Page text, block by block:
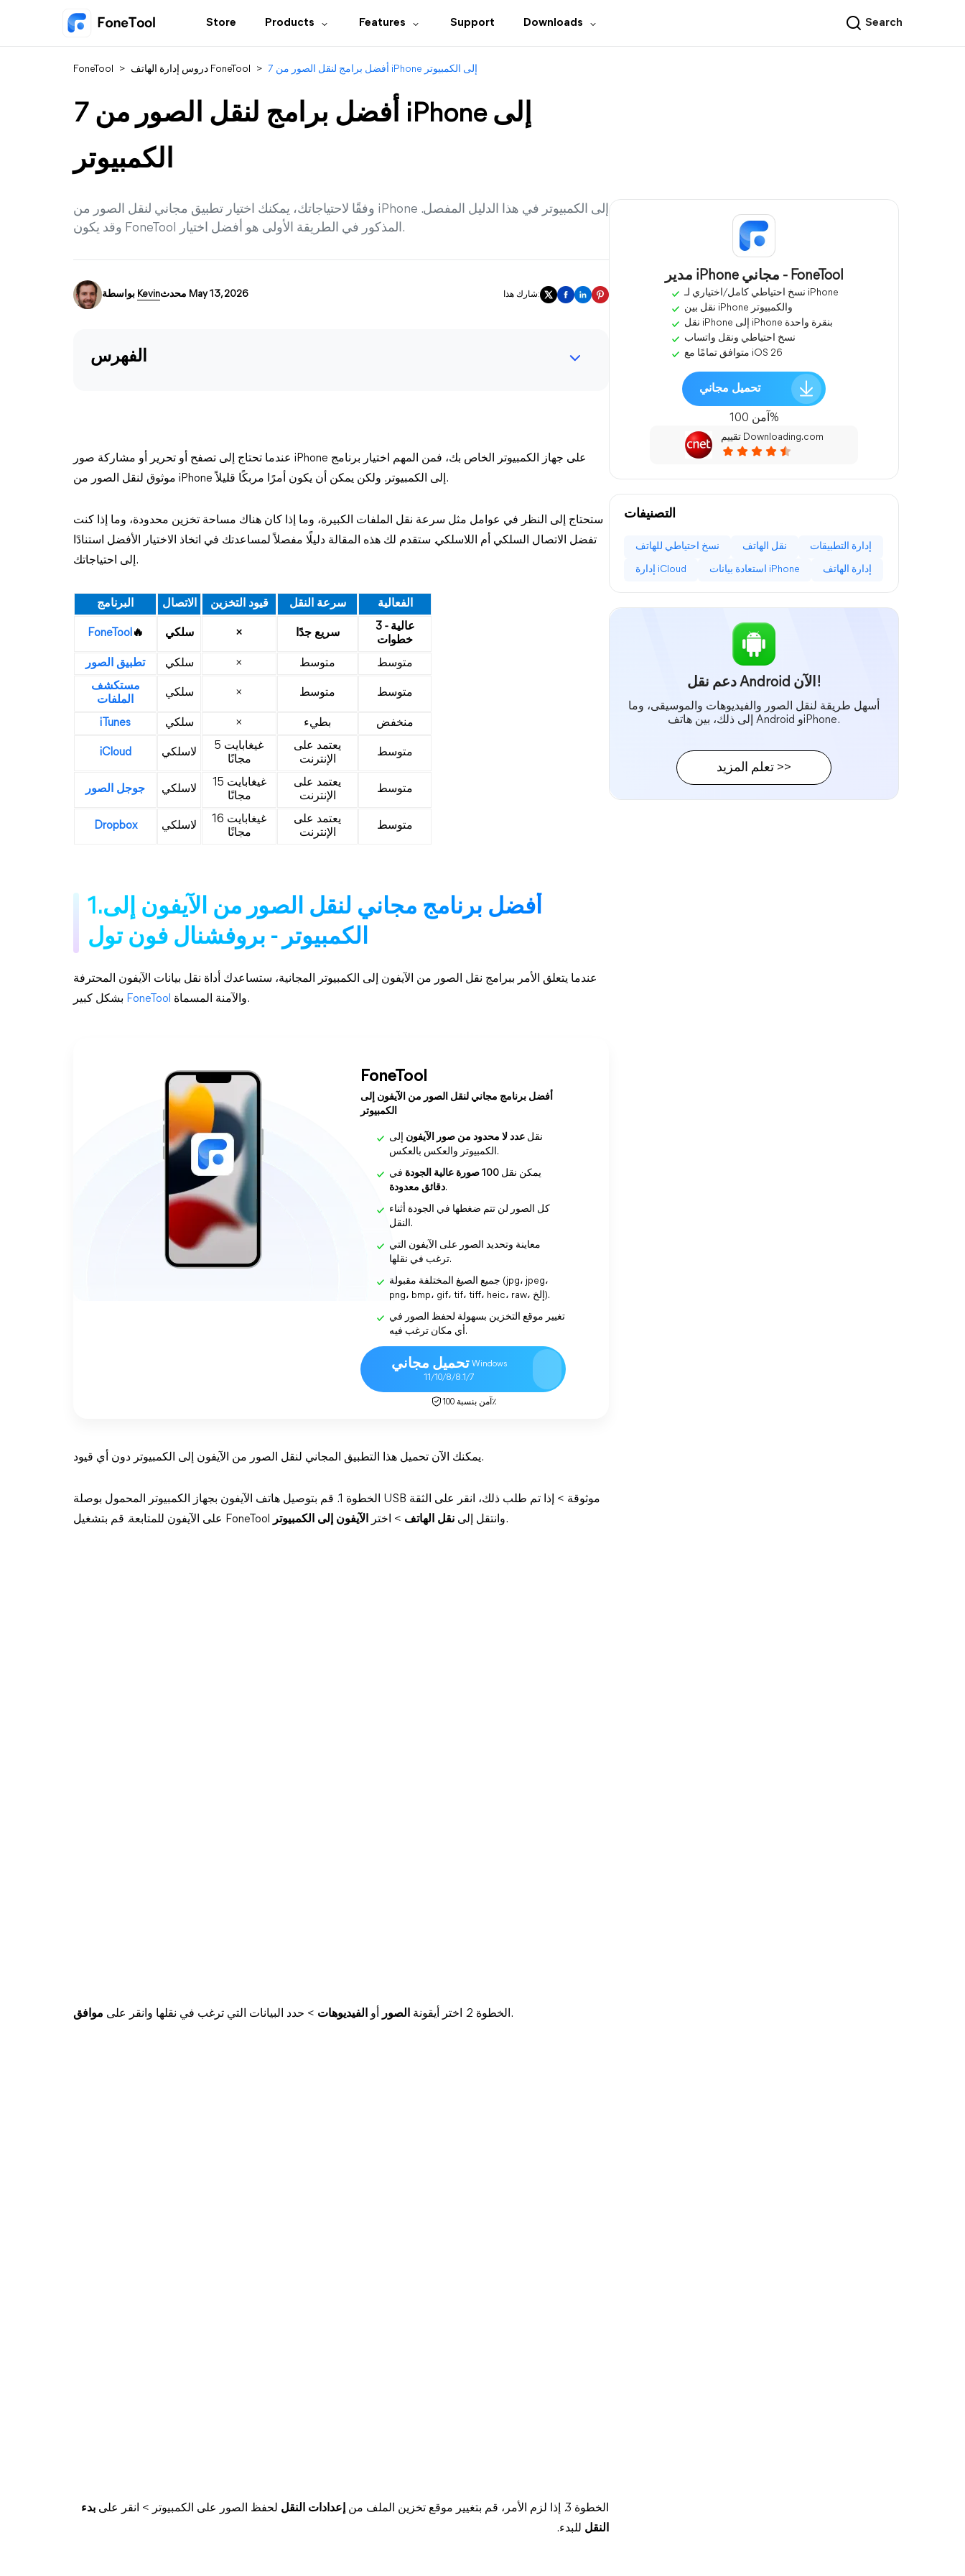
Store Products Features Support Downloads Search
FoneTool > دروس إدارة الهاتف FoneTool > 7 أفضل برامج لنقل الصور من iPhone إلى الكمبيوتر
7 أفضل برامج لنقل الصور من iPhone إلى
الكمبيوتر
وفقًا لاحتياجاتك، يمكنك اختيار تطبيق مجاني لنقل الصور من iPhone إلى الكمبيوتر في هذا الدليل المفصل.
وقد يكون FoneTool المذكور في الطريقة الأولى هو أفضل اختيار.
Kevin محدث May 13, 2026 شارك هذا:
الفهرس
عندما تحتاج إلى تصفح أو تحرير أو مشاركة صور iPhone على جهاز الكمبيوتر الخاص بك، فمن المهم اختيار برنامج
موثوق لنقل الصور من iPhone إلى الكمبيوتر. ولكن يمكن أن يكون أمرًا مربكًا قليلاً.
ستحتاج إلى النظر في عوامل مثل سرعة نقل الملفات الكبيرة، وما إذا كان هناك مساحة تخزين محدودة، وما إذا كنت
تفضل الاتصال السلكي أم اللاسلكي. ستقدم لك هذه المقالة دليلًا مفصلاً لمساعدتك في اتخاذ الاختيار الأفضل استنادًا
إلى احتياجاتك.
البرنامج الاتصال قيود التخزين سرعة النقل الفعالية
FoneTool 🔥 سلكي × سريع جدًا
عالية - 3
خطوات
تطبيق الصور
سلكي × متوسط
متوسط
مستكشف
الملفات
سلكي × متوسط متوسط
iTunes سلكي × بطيء منخفض
iCloud لاسلكي
5 غيغابايت
مجانًا
يعتمد على
الإنترنت
متوسط
جوجل الصور لاسلكي
15 غيغابايت
مجانًا
يعتمد على
الإنترنت
متوسط
Dropbox لاسلكي
16 غيغابايت
مجانًا
يعتمد على
الإنترنت
متوسط
1. أفضل برنامج مجاني لنقل الصور من الآيفون إلى
الكمبيوتر - بروفشنال فون تول
عندما يتعلق الأمر ببرامج نقل الصور من الآيفون إلى الكمبيوتر المجانية، ستساعدك أداة نقل بيانات الآيفون المحترفة
والآمنة المسماة FoneTool بشكل كبير.
FoneTool
أفضل برنامج مجاني لنقل الصور من الآيفون إلى
الكمبيوتر
نقل عدد لا محدود من صور الآيفون إلى
الكمبيوتر والعكس بالعكس.
يمكن نقل 100 صورة عالية الجودة
في
دقائق معدودة.
كل الصور لن تتم ضغطها في الجودة أثناء
النقل.
معاينة وتحديد الصور على الآيفون التي
ترغب في نقلها.
جميع الصيغ المختلفة مقبولة (jpg، jpeg،
png، bmp، gif، tif، tiff، heic، raw، إلخ).
تغيير موقع التخزين بسهولة لحفظ الصور في
أي مكان ترغب فيه.
تحميل مجاني Windows
11/10/8/8.1/7
آمن بنسبة 100٪
يمكنك الآن تحميل هذا التطبيق المجاني لنقل الصور من الآيفون إلى الكمبيوتر دون أي قيود.
الخطوة 1. قم بتوصيل هاتف الآيفون بجهاز الكمبيوتر المحمول بوصلة USB موثوقة > إذا تم طلب ذلك، انقر على الثقة
على الآيفون للمتابعة. قم بتشغيل FoneTool وانتقل إلى نقل الهاتف > اختر الآيفون إلى الكمبيوتر .
الخطوة 2. اختر أيقونة الصور أو الفيديوهات > حدد البيانات التي ترغب في نقلها وانقر على موافق .
الخطوة 3. إذا لزم الأمر، قم بتغيير موقع تخزين الملف من إعدادات النقل لحفظ الصور على الكمبيوتر > انقر على بدء
النقل للبدء.
مدير iPhone مجاني - FoneTool
نسخ احتياطي كامل/اختياري لـ iPhone
نقل بين iPhone والكمبيوتر
نقل iPhone إلى iPhone بنقرة واحدة
نسخ احتياطي ونقل واتساب
متوافق تمامًا مع iOS 26
تحميل مجاني
آمن 100%
تقييم Downloading.com
التصنيفات
نسخ احتياطي للهاتف نقل الهاتف إدارة التطبيقات
إدارة iCloud استعادة بيانات iPhone إدارة الهاتف
دعم نقل Android الآن!
أسهل طريقة لنقل الصور والفيديوهات والموسيقى، وما
إلى ذلك، بين هاتف Android وiPhone.
تعلم المزيد >>